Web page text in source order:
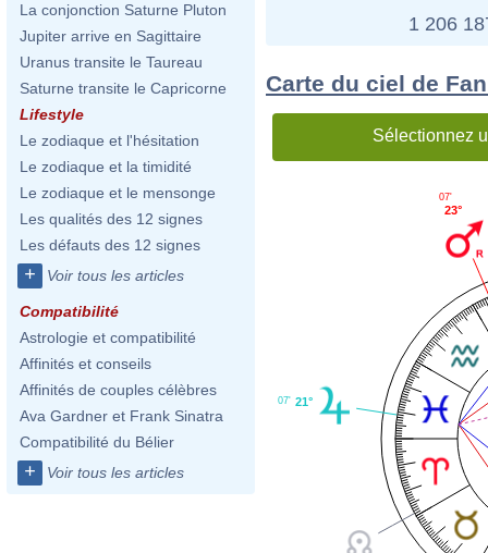
La conjonction Saturne Pluton
Jupiter arrive en Sagittaire
Uranus transite le Taureau
Saturne transite le Capricorne
Lifestyle
Le zodiaque et l'hésitation
Le zodiaque et la timidité
Le zodiaque et le mensonge
Les qualités des 12 signes
Les défauts des 12 signes
+ Voir tous les articles
Compatibilité
Astrologie et compatibilité
Affinités et conseils
Affinités de couples célèbres
Ava Gardner et Frank Sinatra
Compatibilité du Bélier
+ Voir tous les articles
1 206
Carte du ciel de
Sélectionnez
23°
07'
21°
07'